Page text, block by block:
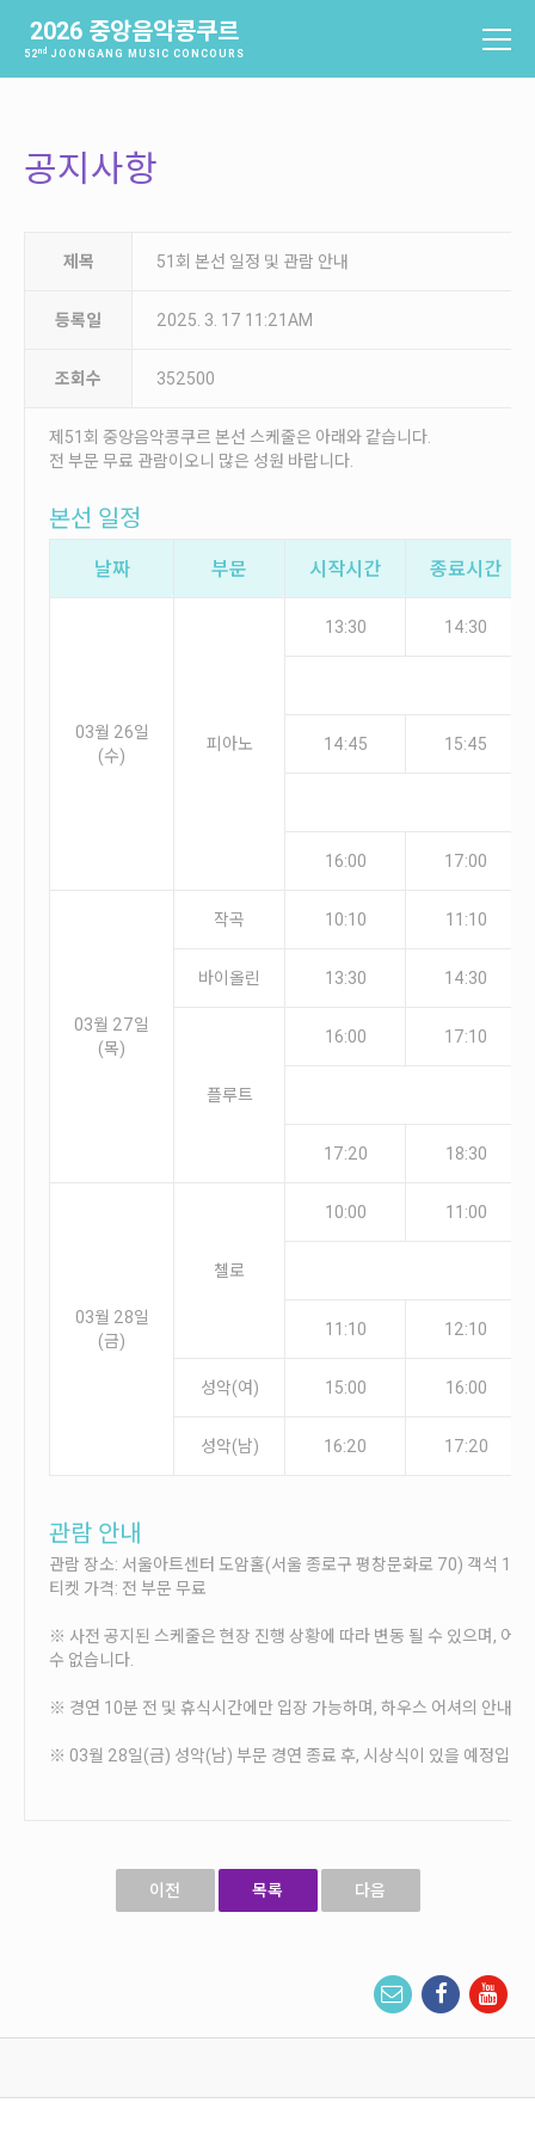
2026 중앙음악콩쿠르
52nd JOONGANG MUSIC CONCOURS
소개
역사
역대수상자
과제곡 및 요강
참가신청 및 확인
참가신청확인
공지사항
공지사항
제목 51회 본선 일정 및 관람 안내
등록일 2025. 3. 17 11:21AM
조회수 352500
제51회 중앙음악콩쿠르 본선 스케줄은 아래와 같습니다.
전 부문 무료 관람이오니 많은 성원 바랍니다.
본선 일정
날짜 부문 시작시간 종료시간
03월 26일
(수)
피아노
13:30 14:30
14:45 15:45
16:00 17:00
03월 27일
(목)
작곡 10:10 11:10
바이올린 13:30 14:30
플루트
16:00 17:10
17:20 18:30
03월 28일
(금)
첼로
10:00 11:00
11:10 12:10
성악(여) 15:00 16:00
성악(남) 16:20 17:20
관람 안내
관람 장소: 서울아트센터 도암홀(서울 종로구 평창문화로 70) 객석 1층
티켓 가격: 전 부문 무료
※ 사전 공지된 스케줄은 현장 진행 상황에 따라 변동 될 수 있으며, 어
수 없습니다.
※ 경연 10분 전 및 휴식시간에만 입장 가능하며, 하우스 어셔의 안내를
※ 03월 28일(금) 성악(남) 부문 경연 종료 후, 시상식이 있을 예정입니
이전 목록 다음